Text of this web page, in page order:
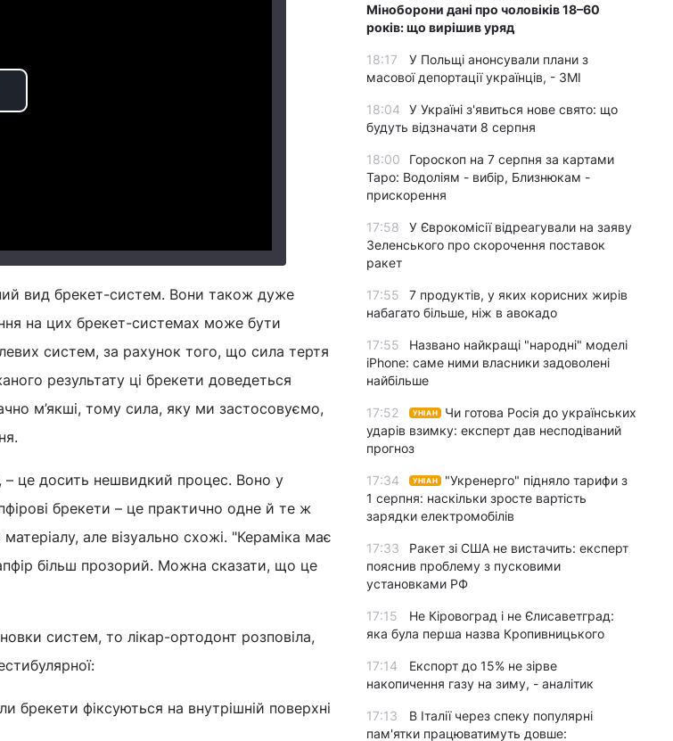
вид брекет-систем. Вони також дуже
на цих брекет-системах може бути
систем, за рахунок того, що сила тертя
результату ці брекети доведеться
м’якші, тому сила, яку ми застосовуємо,
– це досить нешвидкий процес. Воно у
брекети – це практично одне й те ж
але візуально схожі. "Кераміка має
більш прозорий. Можна сказати, що це
систем, то лікар-ортодонт розповіла,
брекети фіксуються на внутрішній поверхні
Міноборони дані про чоловіків 18–60
років: що вирішив уряд
18:17
У Польщі анонсували плани з
масової депортації українців, - ЗМІ
18:04
У Україні з'явиться нове свято: що
будуть відзначати 8 серпня
18:00
Гороскоп на 7 серпня за картами
Таро: Водоліям - вибір, Близнюкам -
прискорення
17:58
У Єврокомісії відреагували на заяву
Зеленського про скорочення поставок
ракет
17:55
7 продуктів, у яких корисних жирів
набагато більше, ніж в авокадо
17:55
Названо найкращі "народні" моделі
iPhone: саме ними власники задоволені
найбільше
17:52 УНІАН
Чи готова Росія до українських
ударів взимку: експерт дав несподіваний
прогноз
17:34 УНІАН
"Укренерго" підняло тарифи з
1 серпня: наскільки зросте вартість
зарядки електромобілів
17:33
Ракет зі США не вистачить: експерт
пояснив проблему з пусковими
установками РФ
17:15
Не Кіровоград і не Єлисаветград:
яка була перша назва Кропивницького
17:14
Експорт до 15% не зірве
накопичення газу на зиму, - аналітик
17:13
В Італії через спеку популярні
пам'ятки працюватимуть довше: